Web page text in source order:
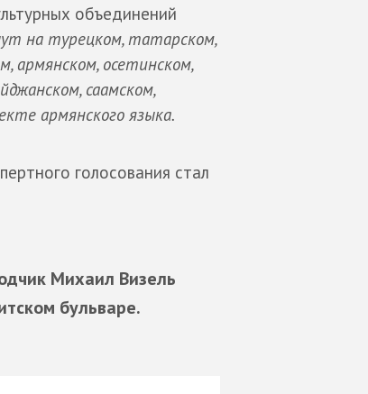
объединений
на турецком, татарском,
армянском, осетинском,
саамском,
армянского языка.
голосования стал
Михаил Визель
бульваре.